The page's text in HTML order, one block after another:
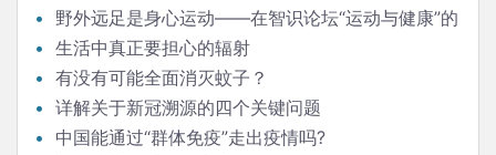
野外远足是身心运动——在智识论坛“运动与健康”的
发言生活中真正要担心的辐射
有没有可能全面消灭蚊子？
详解关于新冠溯源的四个关键问题
中国能通过“群体免疫”走出疫情吗?